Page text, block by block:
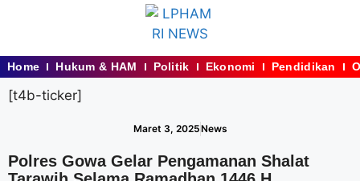
Home Hukum & HAM Politik Ekonomi Pendidikan
[t4b-ticker]
Maret 3, 2025News
Polres Gowa Gelar Pengamanan Shalat